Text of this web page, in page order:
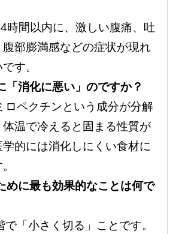
時間以内に、激しい腹痛、吐
腹部膨満感などの症状が現れ
す。
「消化に悪い」のですか？
ロペクチンという成分が分解
体温で冷えると固まる性質が
的には消化しにくい食材に
めに最も効果的なことは何で
「小さく切る」ことです。